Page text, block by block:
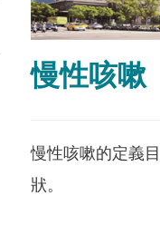
慢性咳嗽
慢性咳嗽的定義
狀。